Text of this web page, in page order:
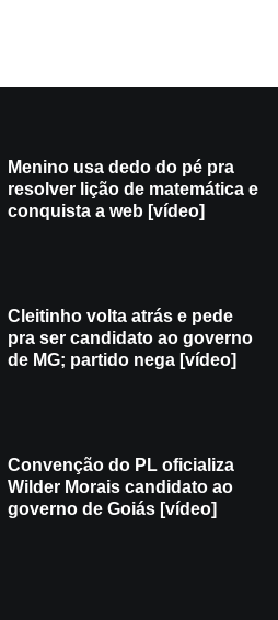
Menino usa dedo do pé pra
resolver lição de matemática e
conquista a web [vídeo]
Cleitinho volta atrás e pede
pra ser candidato ao governo
de MG; partido nega [vídeo]
Convenção do PL oficializa
Wilder Morais candidato ao
governo de Goiás [vídeo]